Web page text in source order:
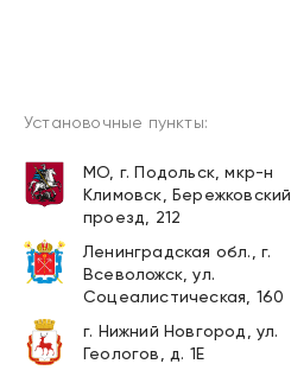
МО, г. Подольск, мкр-н
Климовск, Бережковский
проезд, 212
Ленинградская обл., г.
Всеволожск, ул.
Соцеалистическая, 160
г. Нижний Новгород, ул.
Геологов, д. 1Е
Установочные пункты: